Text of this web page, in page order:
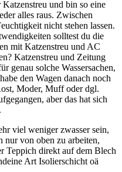
und bin so eine
alles raus. Zwischen
nicht stehen lassen.
solltest du die
mit Katzenstreu und AC
Katzenstreu und Zeitung
genau solche Wassersachen,
den Wagen danach noch
Moder, Muff oder dgl.
aber das hat sich
viel weniger zwasser sein,
nur von oben zu arbeiten,
Teppich direkt auf dem Blech
Art Isolierschicht oä